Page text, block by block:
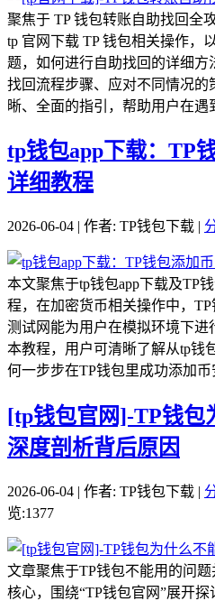
聚焦于 TP 钱包转账自助找回全
tp 官网下载 TP 钱包相关操作，
题，如何进行自助找回的详细方
找回流程步骤、应对不同情况
晰、全面的指引，帮助用户在遇
tp钱包app下载：TP
详细教程
2026-06-04 | 作者: TP钱包下载 |
本文聚焦于tp钱包app下载及TP
程，在加密货币相关操作中，
测试网能为用户在模拟环境下
本教程，用户可清晰了解从tp钱
何一步步在TP钱包里成功添加币
[tp钱包官网]-TP钱包
深度剖析背后原因
2026-06-04 | 作者: TP钱包下载 |
览:1377
文章聚焦于TP钱包不能用的问
核心，围绕“TP钱包官网”展开